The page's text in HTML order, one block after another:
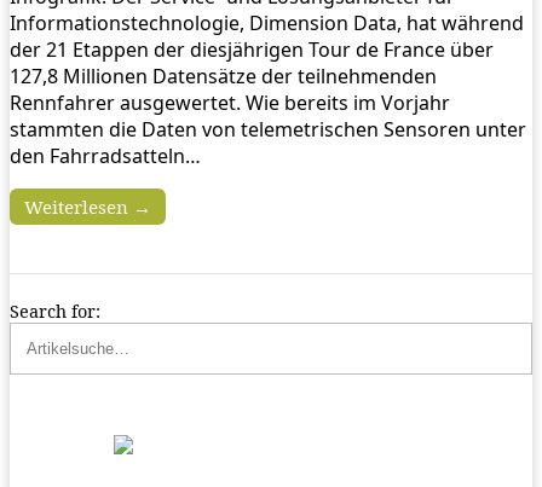
Informationstechnologie, Dimension Data, hat während
der 21 Etappen der diesjährigen Tour de France über
127,8 Millionen Datensätze der teilnehmenden
Rennfahrer ausgewertet. Wie bereits im Vorjahr
stammten die Daten von telemetrischen Sensoren unter
den Fahrradsatteln…
Weiterlesen →
Search for: